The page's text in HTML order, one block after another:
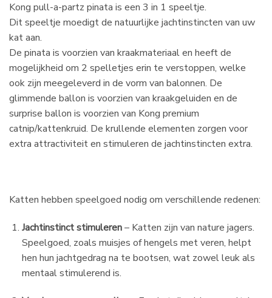
Kong pull-a-partz pinata is een 3 in 1 speeltje.
Dit speeltje moedigt de natuurlijke jachtinstincten van uw
kat aan.
De pinata is voorzien van kraakmateriaal en heeft de
mogelijkheid om 2 spelletjes erin te verstoppen, welke
ook zijn meegeleverd in de vorm van balonnen. De
glimmende ballon is voorzien van kraakgeluiden en de
surprise ballon is voorzien van Kong premium
catnip/kattenkruid. De krullende elementen zorgen voor
extra attractiviteit en stimuleren de jachtinstincten extra.
Katten hebben speelgoed nodig om verschillende redenen:
Jachtinstinct stimuleren– Katten zijn van nature jagers.
Speelgoed, zoals muisjes of hengels met veren, helpt
hen hun jachtgedrag na te bootsen, wat zowel leuk als
mentaal stimulerend is.